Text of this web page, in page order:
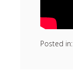
Posted in: